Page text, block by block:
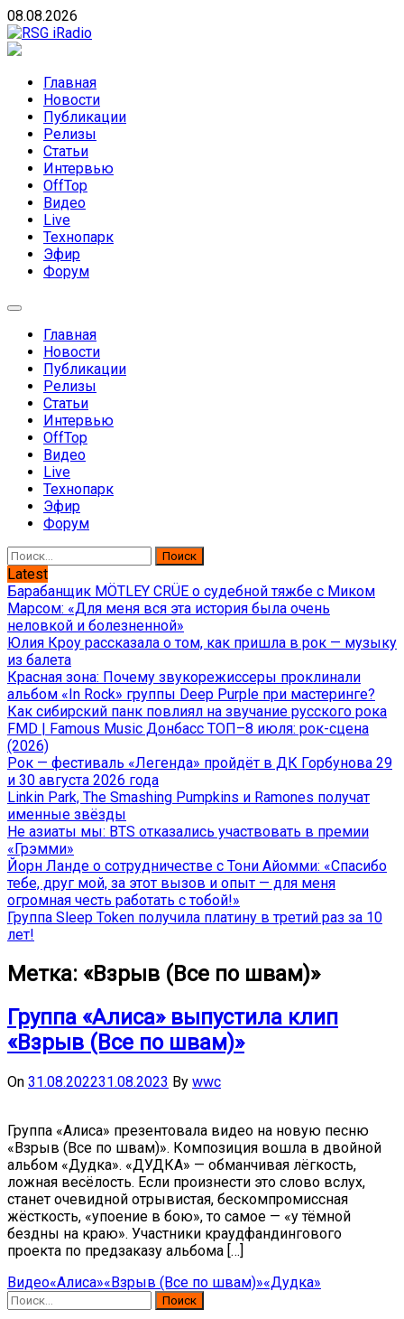
Skip
to
content
08.08.2026
направлений без возрастных ограничений
Главная
Новости
Публикации
Релизы
Статьи
Интервью
OffTop
Видео
Live
Технопарк
Эфир
Форум
Главная
Новости
Публикации
Релизы
Статьи
Интервью
OffTop
Видео
Live
Технопарк
Эфир
Форум
Найти:
Latest
Барабанщик MÖTLEY CRÜE о судебной тяжбе с Миком
Марсом: «Для меня вся эта история была очень
неловкой и болезненной»
Юлия Кроу рассказала о том, как пришла в рок — музыку
из балета
Красная зона: Почему звукорежиссеры проклинали
альбом «In Rock» группы Deep Purple при мастеринге?
Как сибирский панк повлиял на звучание русского рока
FMD | Famous Music Донбасс ТОП–8 июля: рок-сцена
(2026)
Рок — фестиваль «Легенда» пройдёт в ДК Горбунова 29
и 30 августа 2026 года
Linkin Park, The Smashing Pumpkins и Ramones получат
именные звёзды
Не азиаты мы: BTS отказались участвовать в премии
«Грэмми»
Йорн Ланде о сотрудничестве с Тони Айомми: «Спасибо
тебе, друг мой, за этот вызов и опыт — для меня
огромная честь работать с тобой!»
Группа Sleep Token получила платину в третий раз за 10
лет!
Метка: «Взрыв (Все по швам)»
Группа «Алиса» выпустила клип
«Взрыв (Все по швам)»
On 31.08.202231.08.2023 By wwc
Группа «Алиса» презентовала видео на новую песню
«Взрыв (Все по швам)». Композиция вошла в двойной
альбом «Дудка». «ДУДКА» — обманчивая лёгкость,
ложная весёлость. Если произнести это слово вслух,
станет очевидной отрывистая, бескомпромиссная
жёсткость, «упоение в бою», то самое — «у тёмной
бездны на краю». Участники краудфандингового
проекта по предзаказу альбома […]
Видео«Алиса»«Взрыв (Все по швам)»«Дудка»
Найти: